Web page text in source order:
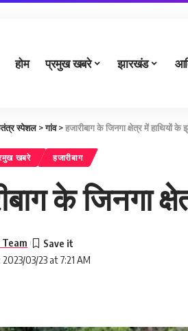
होम प्रमुख खबरे झारखंड
स्पेशल>गांव>हजारीबाग के जिनगा क्षेत्र में हाथियों के
खबरे हजारीबाग
के जिनगा
03/23 at 7:21 AM